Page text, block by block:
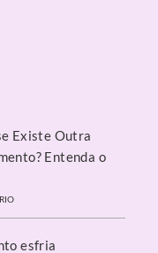
Existe Outra
Entenda o
esfria